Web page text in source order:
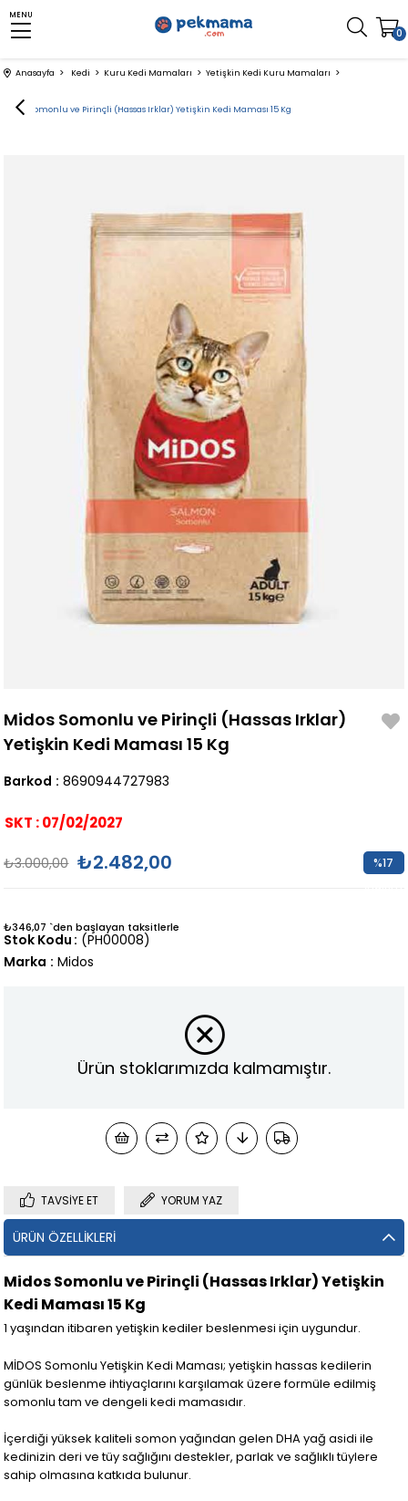
MENU
0
Anasayfa Kedi Kuru Kedi Mamaları Yetişkin Kedi Kuru Mamaları
Midos Somonlu ve Pirinçli (Hassas Irklar) Yetişkin Kedi Maması 15 Kg
Midos Somonlu ve Pirinçli (Hassas Irklar)
Yetişkin Kedi Maması 15 Kg
Barkod : 8690944727983
SKT : 07/02/2027
₺3.000,00 ₺2.482,00 %17
₺346,07 `den başlayan taksitlerle
(PH00008)
Stok Kodu
Marka : Midos
Ürün stoklarımızda kalmamıştır.
TAVSIYE ET YORUM YAZ
ÜRÜN ÖZELLIKLERI
Midos Somonlu ve Pirinçli (Hassas Irklar) Yetişkin
Kedi Maması 15 Kg
1 yaşından itibaren yetişkin kediler beslenmesi için uygundur.
MİDOS Somonlu Yetişkin Kedi Maması; yetişkin hassas kedilerin
günlük beslenme ihtiyaçlarını karşılamak üzere formüle edilmiş
somonlu tam ve dengeli kedi mamasıdır.
İçerdiği yüksek kaliteli somon yağından gelen DHA yağ asidi ile
kedinizin deri ve tüy sağlığını destekler, parlak ve sağlıklı tüylere
sahip olmasına katkıda bulunur.